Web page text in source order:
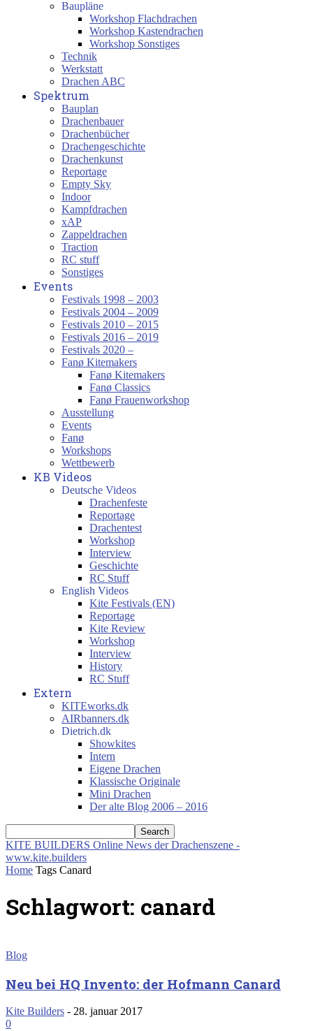
Baupläne
Workshop Flachdrachen
Workshop Kastendrachen
Workshop Sonstiges
Technik
Werkstatt
Drachen ABC
Spektrum
Bauplan
Drachenbauer
Drachenbücher
Drachengeschichte
Drachenkunst
Reportage
Empty Sky
Indoor
Kampfdrachen
xAP
Zappeldrachen
Traction
RC stuff
Sonstiges
Events
Festivals 1998 – 2003
Festivals 2004 – 2009
Festivals 2010 – 2015
Festivals 2016 – 2019
Festivals 2020 –
Fanø Kitemakers
Fanø Kitemakers
Fanø Classics
Fanø Frauenworkshop
Ausstellung
Events
Fanø
Workshops
Wettbewerb
KB Videos
Deutsche Videos
Drachenfeste
Reportage
Drachentest
Workshop
Interview
Geschichte
RC Stuff
English Videos
Kite Festivals (EN)
Reportage
Kite Review
Workshop
Interview
History
RC Stuff
Extern
KITEworks.dk
AIRbanners.dk
Dietrich.dk
Showkites
Intern
Eigene Drachen
Klassische Originale
Mini Drachen
Der alte Blog 2006 – 2016
KITE BUILDERS Online News der Drachenszene -
www.kite.builders
Home Tags Canard
Schlagwort: canard
Blog
Neu bei HQ Invento: der Hofmann Canard
Kite Builders - 28. januar 2017
0